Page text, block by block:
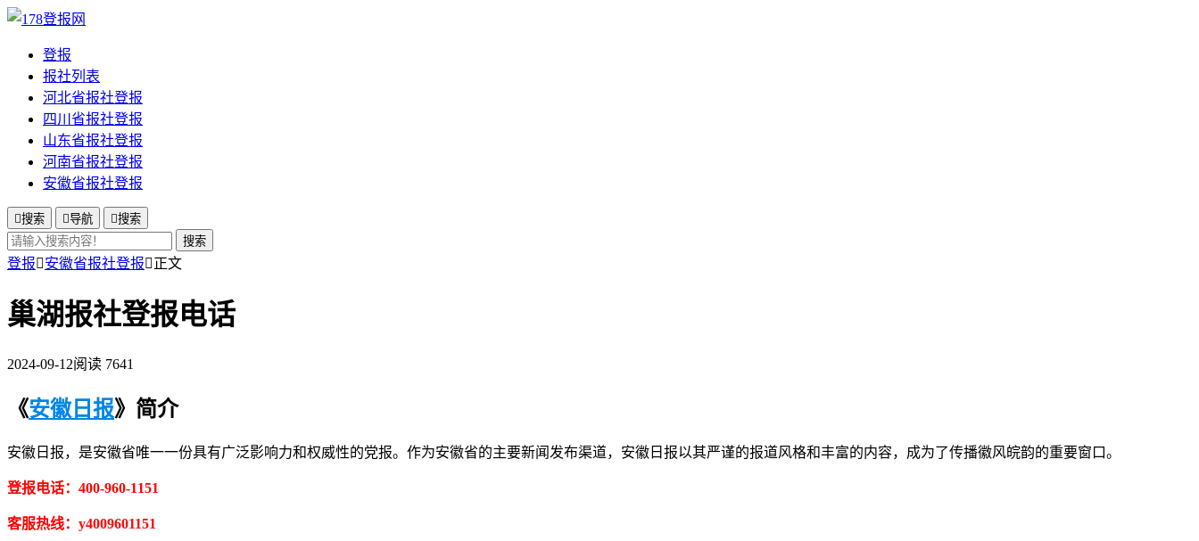
登报
报社列表
河北省报社登报
四川省报社登报
山东省报社登报
河南省报社登报
安徽省报社登报
搜索 导航 搜索
搜索
登报安徽省报社登报正文
巢湖报社登报电话
2024-09-12阅读 7641
《安徽日报》简介
安徽日报，是安徽省唯一一份具有广泛影响力和权威性的党报。作为安徽省的主要新闻发布渠道，安徽日报以其严谨的报道风格和丰富的内容，成为了传播徽风皖韵的重要窗口。
登报电话：400-960-1151
客服热线：y4009601151